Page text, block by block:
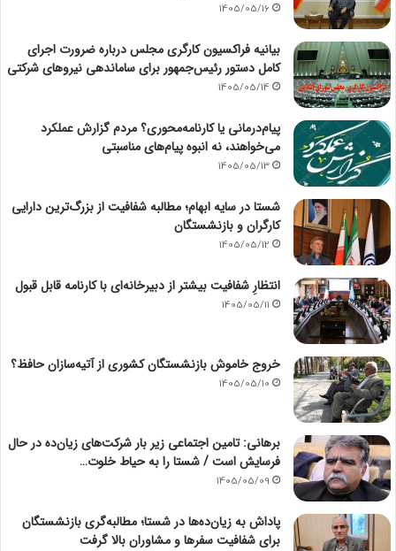
1405/05/16
بیانیه فراکسیون کارگری مجلس درباره ضرورت اجرای
کامل دستور رئیس‌جمهور برای ساماندهی نیروهای شرکتی
1405/05/14
پیام‌درمانی یا کارنامه‌محوری؟ مردم گزارش عملکرد
می‌خواهند، نه انبوه پیام‌های مناسبتی
1405/05/13
شستا در سایه ابهام؛ مطالبه شفافیت از بزرگ‌ترین دارایی
کارگران و بازنشستگان
1405/05/12
انتظارِ شفافیت بیشتر از دبیرخانه‌ای با کارنامه قابل قبول
1405/05/11
خروج خاموش بازنشستگان کشوری از آتیه‌سازان حافظ؟
1405/05/10
برهانی: تامین اجتماعی زیر بار شرکت‌های زیان‌ده در حال
فرسایش است / شستا را به حیاط خلوت…
1405/05/09
پاداش به زیان‌ده‌ها در شستا؛ مطالبه‌گری بازنشستگان
برای شفافیت سفرها و مشاوران بالا گرفت